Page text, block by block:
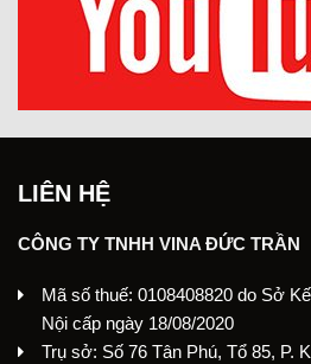
LIÊN HỆ
CÔNG TY TNHH VINA ĐỨC TRẦN
Mã số thuế: 0108408820 do Sở
Nội cấp ngày 18/08/2020
Trụ sở: Số 76 Tân Phú, Tổ 85, P.